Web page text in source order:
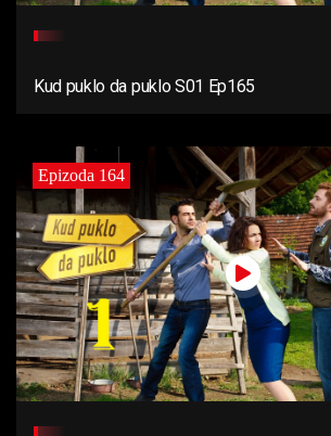
Kud puklo da puklo S01 Ep165
Epizoda 164